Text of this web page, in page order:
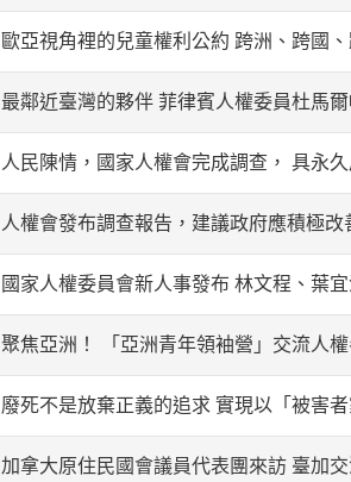
歐亞視角裡的兒童權利公約 跨洲、跨國
最鄰近臺灣的夥伴 菲律賓人權委員杜馬
人民陳情，國家人權會完成調查， 具永
人權會發布調查報告，建議政府應積極
國家人權委員會新人事發布 林文程、葉
聚焦亞洲！ 「亞洲青年領袖營」交流人
廢死不是放棄正義的追求 實現以「被害
加拿大原住民國會議員代表團來訪 臺加